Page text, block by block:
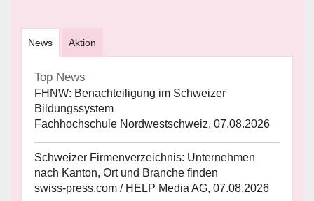
News Aktion
Top News
FHNW: Benachteiligung im Schweizer
Bildungssystem
Fachhochschule Nordwestschweiz, 07.08.2026
Schweizer Firmenverzeichnis: Unternehmen
nach Kanton, Ort und Branche finden
swiss-press.com / HELP Media AG, 07.08.2026